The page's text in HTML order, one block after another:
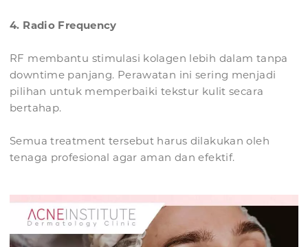
4. Radio Frequency
RF membantu stimulasi kolagen lebih dalam tanpa
downtime panjang. Perawatan ini sering menjadi
pilihan untuk memperbaiki tekstur kulit secara
bertahap.
Semua treatment tersebut harus dilakukan oleh
tenaga profesional agar aman dan efektif.